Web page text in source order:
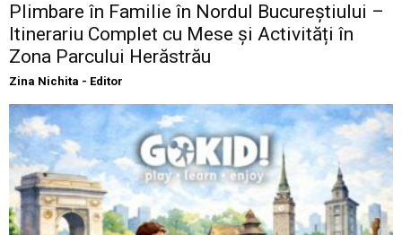
Plimbare în Familie în Nordul Bucureștiului –
Itinerariu Complet cu Mese și Activități în
Zona Parcului Herăstrău
Zina Nichita - Editor